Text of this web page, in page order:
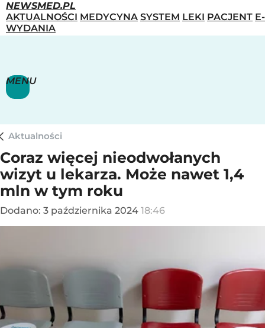
NEWSMED.PL
AKTUALNOŚCI MEDYCYNA SYSTEM LEKI PACJENT E-
WYDANIA
MENU
Aktualności
Coraz więcej nieodwołanych
wizyt u lekarza. Może nawet 1,4
mln w tym roku
Dodano: 3 października 2024 18:46